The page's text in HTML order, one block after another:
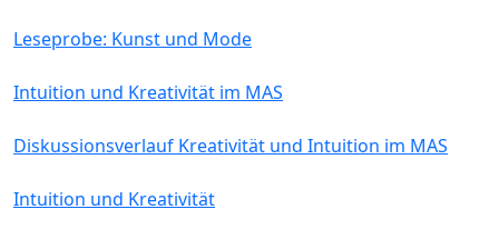
Leseprobe: Kunst und Mode
Intuition und Kreativität im MAS
Diskussionsverlauf Kreativität und Intuition im MAS
Intuition und Kreativität